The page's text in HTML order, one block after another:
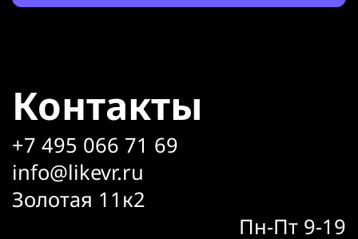
Контакты
+7 495 066 71 69
info@likevr.ru
Золотая 11к2
Пн-Пт 9-19